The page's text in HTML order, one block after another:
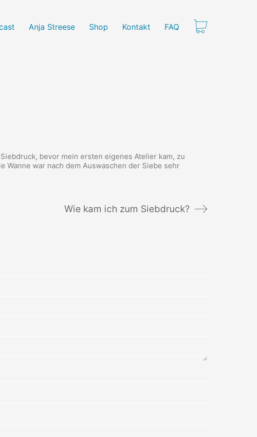
Anja Streese Shop Kontakt FAQ
bevor mein ersten eigenes Atelier kam, zu
Wanne war nach dem Auswaschen der Siebe sehr
Wie kam ich zum Siebdruck?